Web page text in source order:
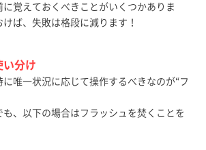
に覚えておくべきことがいくつかありま
ば、失敗は格段に減ります！
い分け
唯一状況に応じて操作するべきなのが“フ
も、以下の場合はフラッシュを焚くことを